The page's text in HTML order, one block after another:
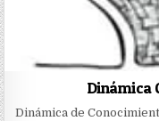
Dinámica
Dinámica de